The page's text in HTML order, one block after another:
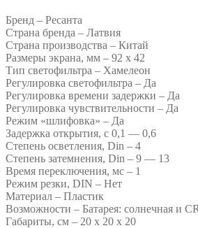
Бренд – Ресанта
Страна бренда – Латвия
Страна производства – Китай
Размеры экрана, мм – 92 х 42
Тип светофильтра – Хамелеон
Регулировка светофильтра – Да
Регулировка времени задержки – Да
Регулировка чувствительности – Да
Режим «шлифовка» – Да
Задержка открытия, с 0,1 — 0,6
Степень осветления, Din – 4
Степень затемнения, Din – 9 — 13
Время переключения, мс – 1
Режим резки, DIN – Нет
Материал – Пластик
Возможности – Батарея: cолнечная и
Габариты, см – 20 х 20 х 20